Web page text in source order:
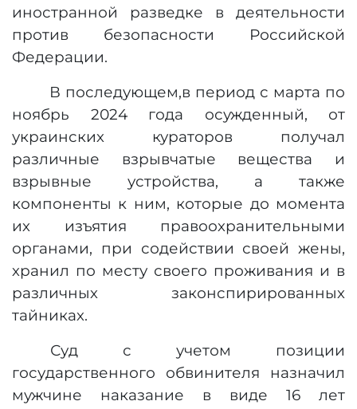
иностранной разведке в деятельности
против безопасности Российской
Федерации.
В последующем,в период с марта по
ноябрь 2024 года осужденный, от
украинских кураторов получал
различные взрывчатые вещества и
взрывные устройства, а также
компоненты к ним, которые до момента
их изъятия правоохранительными
органами, при содействии своей жены,
хранил по месту своего проживания и в
различных законспирированных
тайниках.
Суд с учетом позиции
государственного обвинителя назначил
мужчине наказание в виде 16 лет